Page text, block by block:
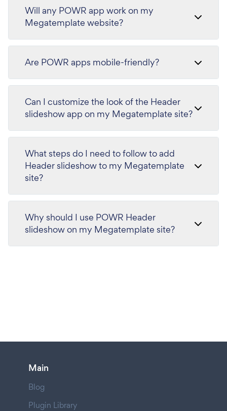
Will any POWR app work on my
Megatemplate website?
Are POWR apps mobile-friendly?
Can I customize the look of the Header
slideshow app on my Megatemplate site?
What steps do I need to follow to add
Header slideshow to my Megatemplate
site?
Why should I use POWR Header
slideshow on my Megatemplate site?
Main
Blog
Plugin Library